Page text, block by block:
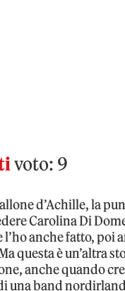
voto: 9
d’Achille, la
Carolina Di
l’ho anche fatto, poi
questa è un’altra
anche quando
una band